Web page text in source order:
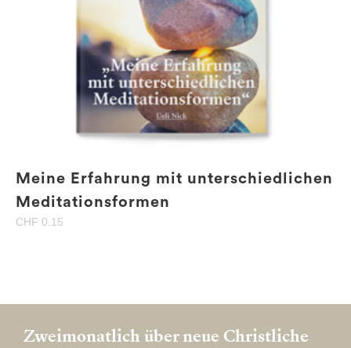
Meine Erfahrung mit unterschiedlichen
Meditationsformen
CHF 0.15
Zweimonatlich über neue Christliche